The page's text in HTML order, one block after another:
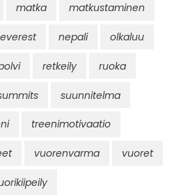
matka matkustaminen
nepali olkaluu
retkeily ruoka
suunnitelma
treenimotivaatio
vuorenvarma vuoret